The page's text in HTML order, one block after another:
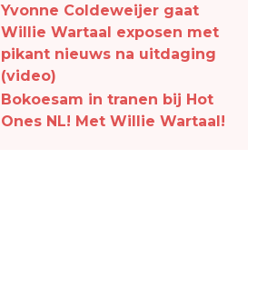
Yvonne Coldeweijer gaat
Willie Wartaal exposen met
pikant nieuws na uitdaging
(video)
Bokoesam in tranen bij Hot
Ones NL! Met Willie Wartaal!